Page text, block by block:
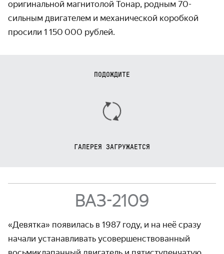
оригинальной магнитолой Тонар, родным 70-
сильным двигателем и механической коробкой
просили 1 150 000 рублей.
ПОДОЖДИТЕ
ГАЛЕРЕЯ ЗАГРУЖАЕТСЯ
ВАЗ-2109
«Девятка» появилась в 1987 году, и на неё сразу
начали устанавливать усовершен­ствованный